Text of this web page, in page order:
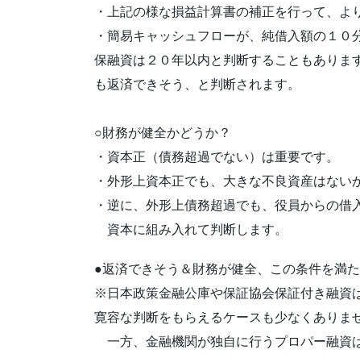
・上記の様な損益計算書の補正を行って、よ
・簡易キャッシュフローが、純借入額の１
保融資は２０年以内と判断することもあり
も返済できそう、と判断されます。
○財務が健全かどうか？
・資本正（債務超過でない）は重要です。
・外形上資本正でも、大きな不良資産はな
・逆に、外形上債務超過でも、役員からの
資本に組み入れて判断します。
●返済できそう＆財務が健全、この条件を満
※日本政策金融公庫や保証協会保証付き融資
寛容な判断をもらえるケースも少なくありま
一方、金融機関が独自に行うプロパー融資